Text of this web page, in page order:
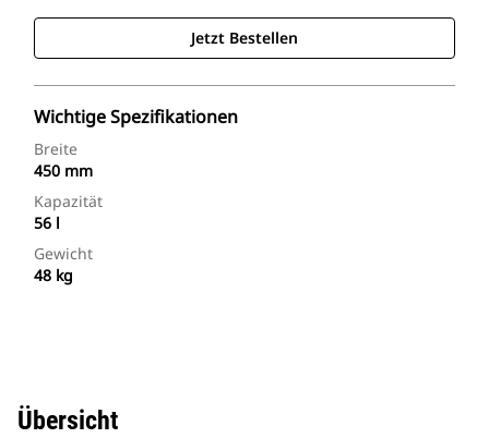
Jetzt Bestellen
Wichtige Spezifikationen
Breite
450 mm
Kapazität
56 l
Gewicht
48 kg
Übersicht